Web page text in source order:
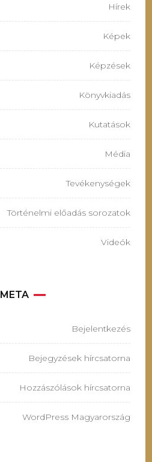
Hírek
Képek
Képzések
Könyvkiadás
Kutatások
Média
Tevékenységek
Történelmi előadás sorozatok
Videók
META
Bejelentkezés
Bejegyzések hírcsatorna
Hozzászólások hírcsatorna
WordPress Magyarország